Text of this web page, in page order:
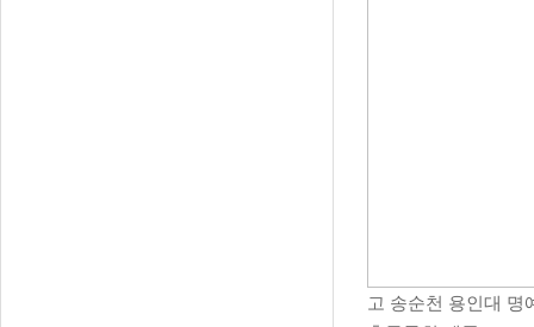
고 송순천 용인대 명